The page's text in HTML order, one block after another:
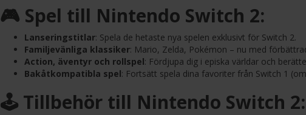
🎮 Spel till Nintendo Switch 2:
Lanseringstitlar: Spela de hetaste nya spelen exklusivt för Switch 2.
Familjevänliga klassiker: Mario, Zelda, Pokémon – nu med
Action, äventyr och rollspel: Fördjupa dig i episka världar och
Bakåtkompatibla spel: Fortsätt spela dina favoriter från Switch 1
🕹️ Tillbehör till Nintendo Switch 2: